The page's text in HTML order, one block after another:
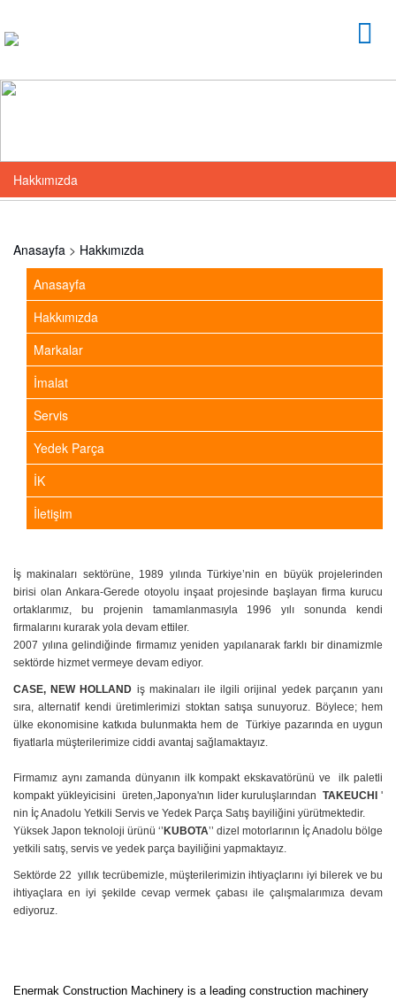
Hakkımızda
Anasayfa > Hakkımızda
Anasayfa
Hakkımızda
Markalar
İmalat
Servis
Yedek Parça
İK
İletişim
İş makinaları sektörüne, 1989 yılında Türkiye’nin en büyük projelerinden
birisi olan Ankara-Gerede otoyolu inşaat projesinde başlayan firma kurucu
ortaklarımız, bu projenin tamamlanmasıyla 1996 yılı sonunda kendi
firmalarını kurarak yola devam ettiler.
2007 yılına gelindiğinde firmamız yeniden yapılanarak farklı bir dinamizmle
sektörde hizmet vermeye devam ediyor.
CASE, NEW HOLLAND iş makinaları ile ilgili orijinal yedek parçanın yanı
sıra, alternatif kendi üretimlerimizi stoktan satışa sunuyoruz. Böylece; hem
ülke ekonomisine katkıda bulunmakta hem de Türkiye pazarında en uygun
fiyatlarla müşterilerimize ciddi avantaj sağlamaktayız.
Firmamız aynı zamanda dünyanın ilk kompakt ekskavatörünü ve ilk paletli
kompakt yükleyicisini üreten,Japonya'nın lider kuruluşlarındanTAKEUCHI '
nin İç Anadolu Yetkili Servis ve Yedek Parça Satış bayiliğini yürütmektedir.
Yüksek Japon teknoloji ürünü ‘’ KUBOTA’’ dizel motorlarının İç Anadolu bölge
yetkili satış, servis ve yedek parça bayiliğini yapmaktayız.
Sektörde 22 yıllık tecrübemizle, müşterilerimizin ihtiyaçlarını iyi bilerek ve bu
ihtiyaçlara en iyi şekilde cevap vermek çabası ile çalışmalarımıza devam
ediyoruz.
Enermak Construction Machinery is a leading construction machinery